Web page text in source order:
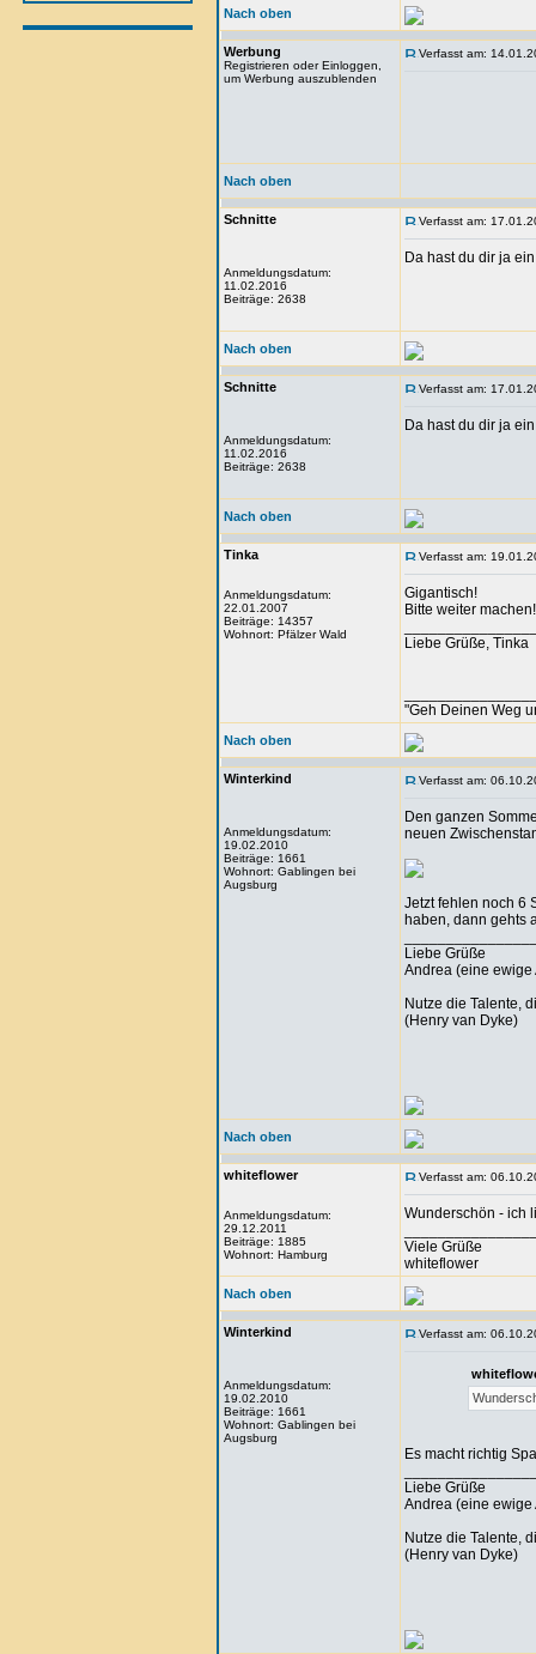
Nach oben
Werbung
Registrieren oder Einloggen,
um Werbung auszublenden
Verfasst am:
Nach oben
Schnitte
Anmeldungsdatum:
11.02.2016
Beiträge: 2638
Verfasst am:
Da hast du dir ja
Nach oben
Schnitte
Anmeldungsdatum:
11.02.2016
Beiträge: 2638
Verfasst am:
Da hast du dir ja
Nach oben
Tinka
Anmeldungsdatum:
22.01.2007
Beiträge: 14357
Wohnort: Pfälzer Wald
Verfasst am:
Gigantisch!
Bitte weiter machen!
Liebe Grüße, Tinka
"Geh Deinen Weg
Nach oben
Winterkind
Anmeldungsdatum:
19.02.2010
Beiträge: 1661
Wohnort: Gablingen bei
Augsburg
Verfasst am:
Den ganzen
neuen
Jetzt fehlen noch 6
haben, dann gehts
Liebe Grüße
Andrea (eine ewige
Nutze die Talente,
(Henry van Dyke)
Nach oben
whiteflower
Anmeldungsdatum:
29.12.2011
Beiträge: 1885
Wohnort: Hamburg
Verfasst am:
Wunderschön - ich
Viele Grüße
whiteflower
Nach oben
Winterkind
Anmeldungsdatum:
19.02.2010
Beiträge: 1661
Wohnort: Gablingen bei
Augsburg
Verfasst am:
Es macht richtig
Liebe Grüße
Andrea (eine ewige
Nutze die Talente,
(Henry van Dyke)